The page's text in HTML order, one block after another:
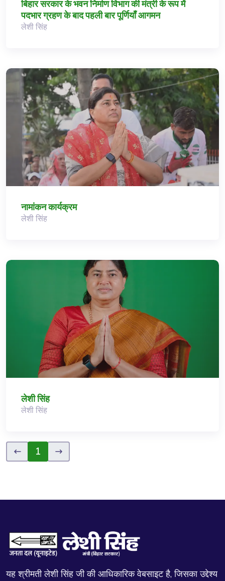
बिहार सरकार के भवन निर्माण विभाग की मंत्री के रूप में
पदभार ग्रहण के बाद पहली बार पूर्णियाँ आगमन
लेशी सिंह
नामांकन कार्यक्रम
लेशी सिंह
लेशी सिंह
लेशी सिंह
1
यह श्रीमती लेशी सिंह जी की आधिकारिक वेबसाइट है, जिसका उद्देश्य